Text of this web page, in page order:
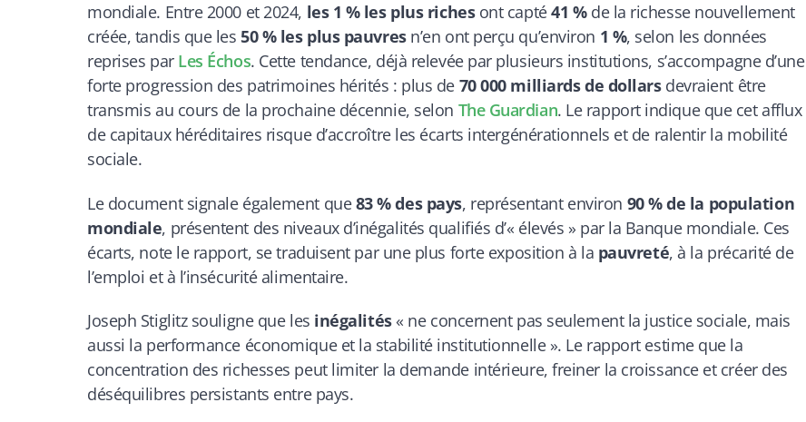
mondiale. Entre 2000 et 2024, les 1 % les plus richesont capté41 %de la richesse nouvellement
créée, tandis que les50 % les plus pauvresn’en ont perçu qu’environ 1 %, selon les données
reprises par Les Échos. Cette tendance, déjà relevée par plusieurs institutions, s’accompagne d’une
forte progression des patrimoines hérités : plus de 70 000 milliards de dollarsdevraient être
transmis au cours de la prochaine décennie, selon The Guardian. Le rapport indique que cet afflux
de capitaux héréditaires risque d’accroître les écarts intergénérationnels et de ralentir la mobilité
sociale.
Le document signale également que83 % des pays, représentant environ 90 % de la population
mondiale, présentent des niveaux d’inégalités qualifiés d’« élevés » par la Banque mondiale. Ces
écarts, note le rapport, se traduisent par une plus forte exposition à la pauvreté, à la précarité de
l’emploi et à l’insécurité alimentaire.
Joseph Stiglitz souligne que les inégalités« ne concernent pas seulement la justice sociale, mais
aussi la performance économique et la stabilité institutionnelle ». Le rapport estime que la
concentration des richesses peut limiter la demande intérieure, freiner la croissance et créer des
déséquilibres persistants entre pays.